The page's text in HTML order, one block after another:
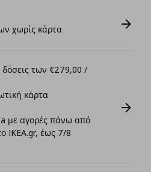
χωρίς κάρτα
των €279,00 /
κάρτα
με αγορές πάνω από
IKEA.gr, έως 7/8